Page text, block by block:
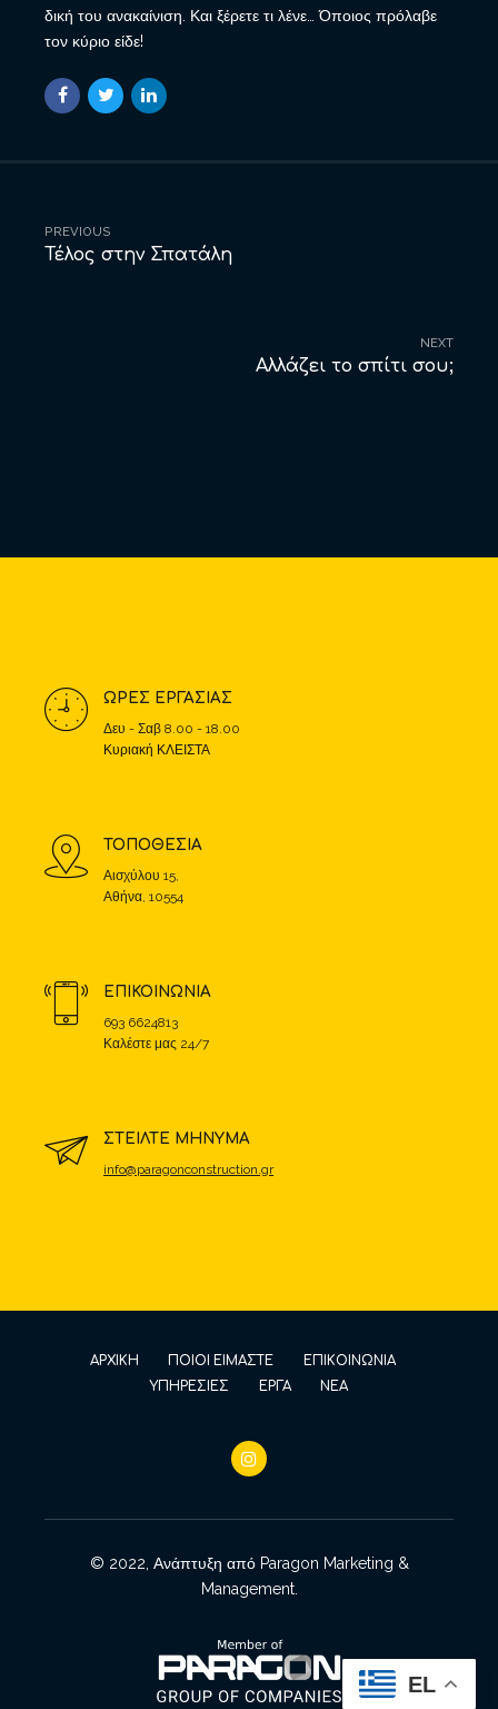
δική του ανακαίνιση. Και ξέρετε τι λένε… Όποιος πρόλαβε
τον κύριο είδε!
PREVIOUS
Τέλος στην Σπατάλη
NEXT
Αλλάζει το σπίτι σου;
ΩΡΕΣ ΕΡΓΑΣΙΑΣ
Δευ - Σαβ 8.00 - 18.00
Κυριακή ΚΛΕΙΣΤΑ
ΤΟΠΟΘΕΣΙΑ
Αισχύλου 15,
Αθήνα, 10554
ΕΠΙΚΟΙΝΩΝΙΑ
693 6624813
Καλέστε μας 24/7
ΣΤΕΙΛΤΕ ΜΗΝΥΜΑ
info@paragonconstruction.gr
ΑΡΧΙΚΗ ΠΟΙΟΙ ΕΙΜΑΣΤΕ
ΕΠΙΚΟΙΝΩΝΙΑ
ΥΠΗΡΕΣΙΕΣ
ΕΡΓΑ ΝΕΑ
© 2022, Ανάπτυξη από Paragon Marketing &
Management.
EL